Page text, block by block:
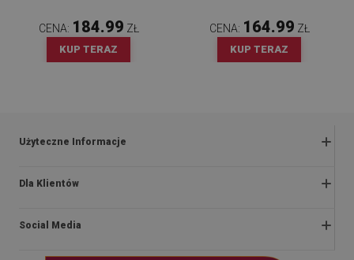
CENA: 184.99 ZŁ
KUP TERAZ
CENA: 164.99 ZŁ
KUP TERAZ
Użyteczne Informacje
Zwroty i reklamacje
Polityka prywatności i cookies
Dla Klientów
O nas
Social Media